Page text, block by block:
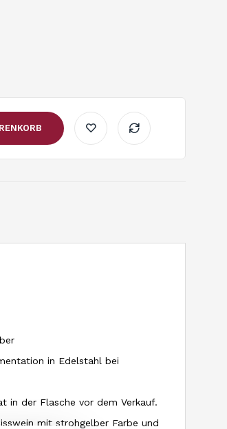
in Edelstahl bei
in der Flasche vor dem Verkauf.
mit strohgelber Farbe und